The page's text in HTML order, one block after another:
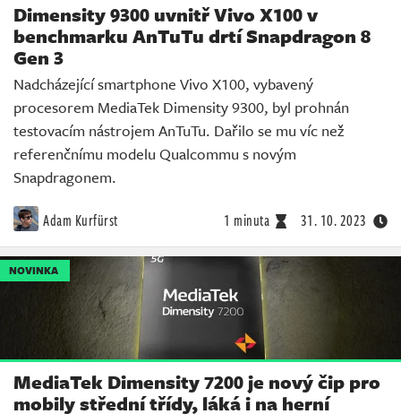
Dimensity 9300 uvnitř Vivo X100 v
benchmarku AnTuTu drtí Snapdragon 8
Gen 3
Nadcházející smartphone Vivo X100, vybavený
procesorem MediaTek Dimensity 9300, byl prohnán
testovacím nástrojem AnTuTu. Dařilo se mu víc než
referenčnímu modelu Qualcommu s novým
Snapdragonem.
Adam Kurfürst 1 minuta 31. 10. 2023
NOVINKA
MediaTek Dimensity 7200 je nový čip pro
mobily střední třídy, láká i na herní